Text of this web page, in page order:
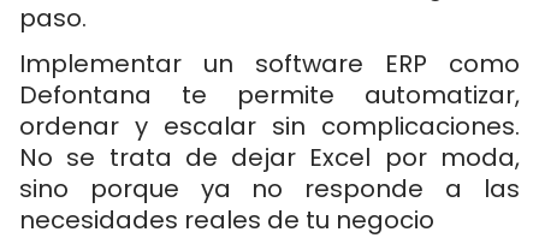
paso.
Implementar un software ERP como
Defontana te permite automatizar,
ordenar y escalar sin complicaciones.
No se trata de dejar Excel por moda,
sino porque ya no responde a las
necesidades reales de tu negocio